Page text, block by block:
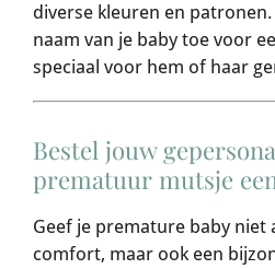
diverse kleuren en
naam van je baby toe voor
speciaal voor hem of haar
Bestel jouw
prematuur mutsje
Geef je premature baby niet
comfort, maar ook een